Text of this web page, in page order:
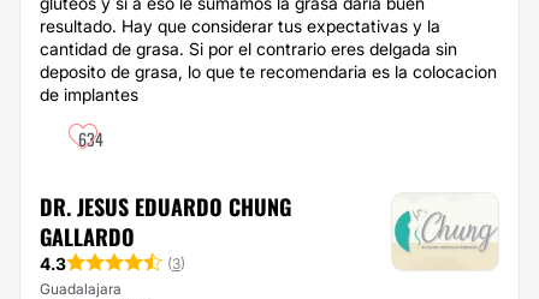
resultado. Hay que considerar tus expectativas y la
cantidad de grasa. Si por el contrario eres delgada sin
deposito de grasa, lo que te recomendaria es la colocacion
de implantes
634
DR. JESUS EDUARDO CHUNG
GALLARDO
4.3 (3)
Guadalajara